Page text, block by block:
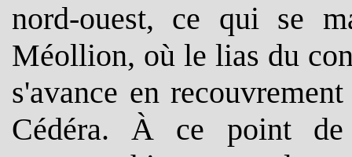
nord-ouest, ce qui se
Méollion, où le lias du
s'avance en
Cédéra. À ce point